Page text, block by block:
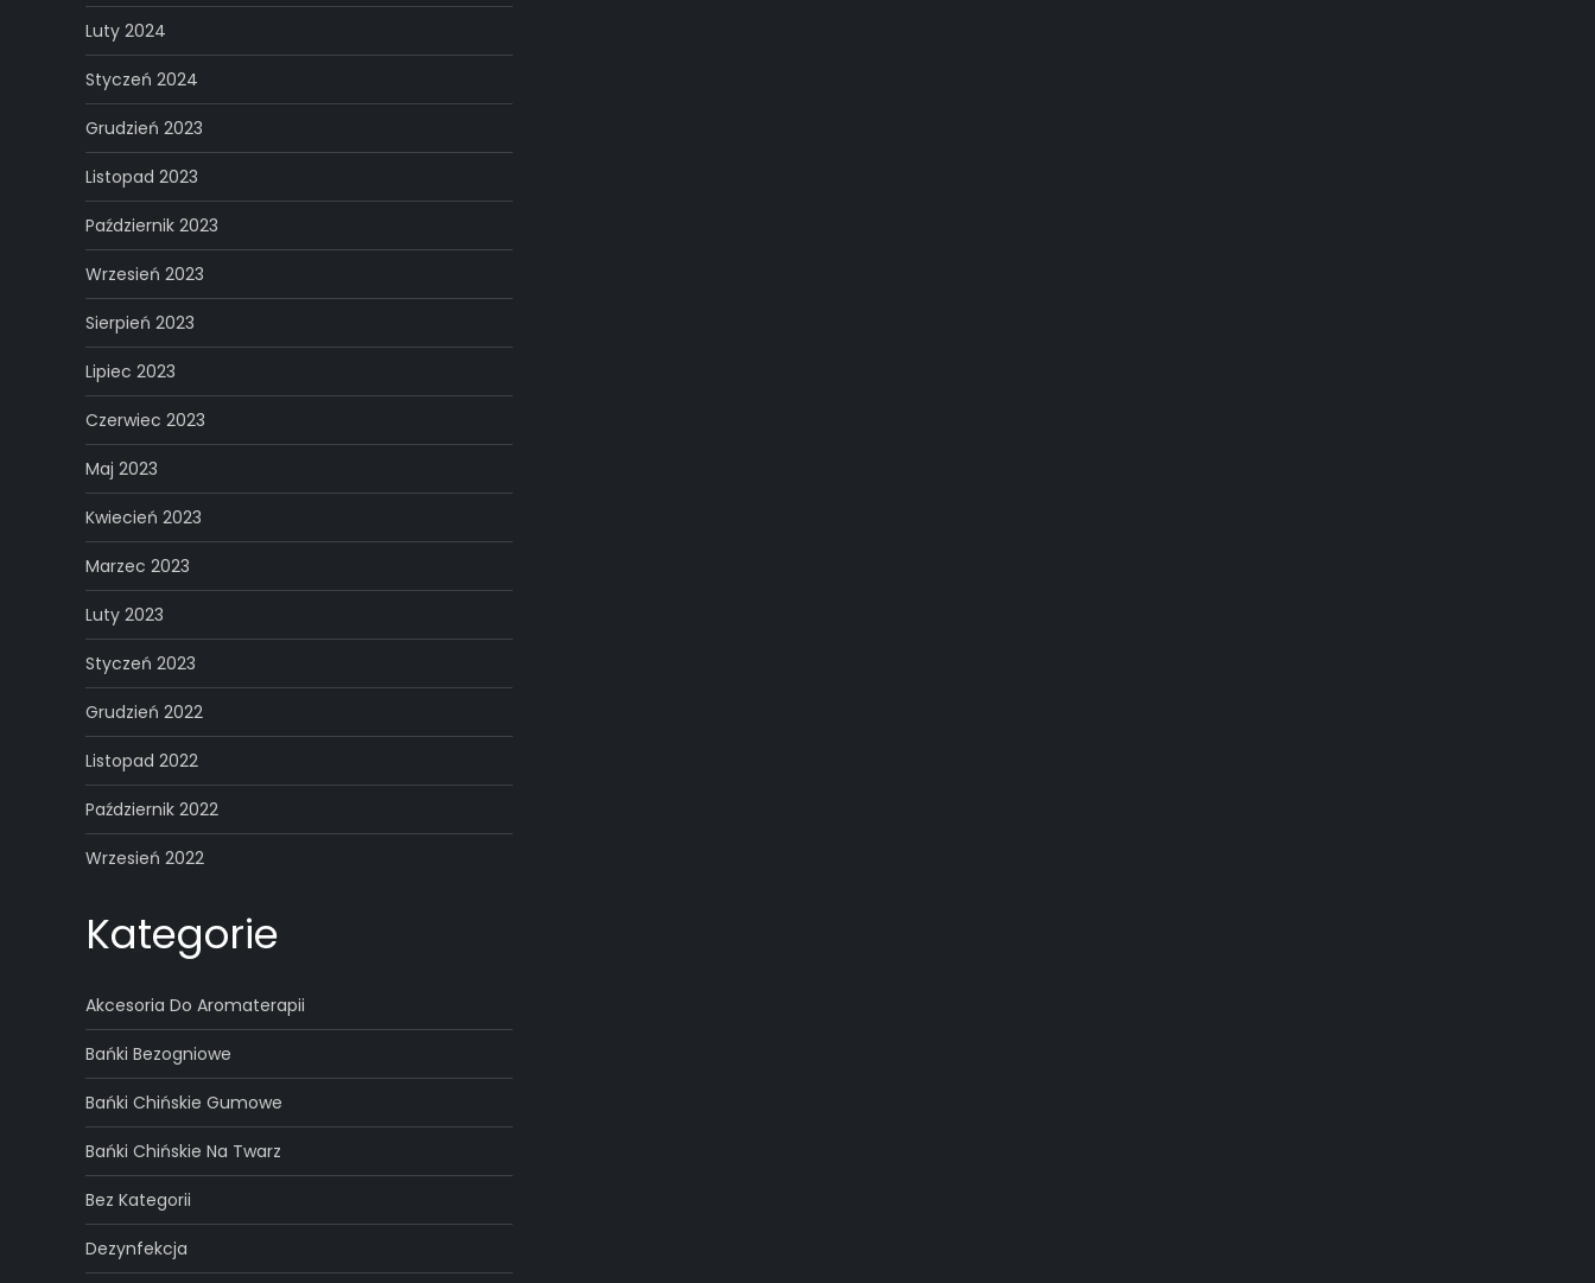
Luty 2024
Styczeń 2024
Grudzień 2023
Listopad 2023
Październik 2023
Wrzesień 2023
Sierpień 2023
Lipiec 2023
Czerwiec 2023
Maj 2023
Kwiecień 2023
Marzec 2023
Luty 2023
Styczeń 2023
Grudzień 2022
Listopad 2022
Październik 2022
Wrzesień 2022
Kategorie
Akcesoria Do Aromaterapii
Bańki Bezogniowe
Bańki Chińskie Gumowe
Bańki Chińskie Na Twarz
Bez Kategorii
Dezynfekcja